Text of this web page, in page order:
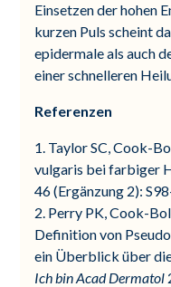
Einsetzen der hohen
kurzen Puls scheint
epidermale als auch
einer schnelleren
Referenzen
1. Taylor SC, Cook-
vulgaris bei farbiger
46 (Ergänzung 2):
2. Perry PK, Cook-
Definition von
ein Überblick über
Ich bin Acad Dermatol